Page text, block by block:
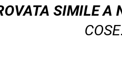
SIMILE A
COSE.